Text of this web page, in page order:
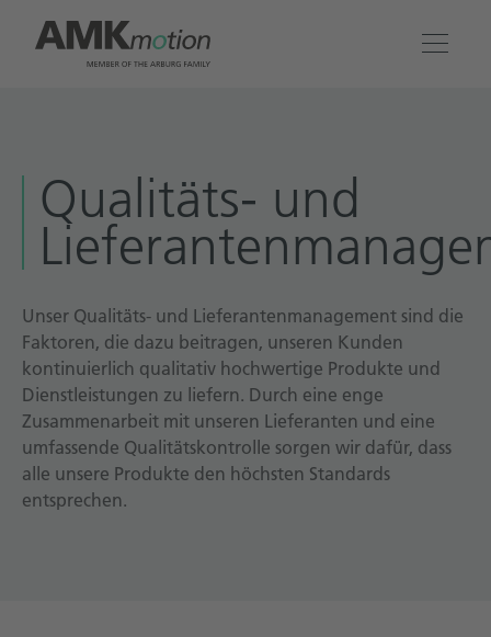
Lösungen
Engineering & Service
Unternehmen
Kontakt
Qualitäts- und
Unser Qualitäts- und Lieferantenmanagement sind die
Faktoren, die dazu beitragen, unseren Kunden
kontinuierlich qualitativ hochwertige Produkte und
Dienstleistungen zu liefern. Durch eine enge
Zusammenarbeit mit unseren Lieferanten und eine
umfassende Qualitätskontrolle sorgen wir dafür, dass
alle unsere Produkte den höchsten Standards
entsprechen.